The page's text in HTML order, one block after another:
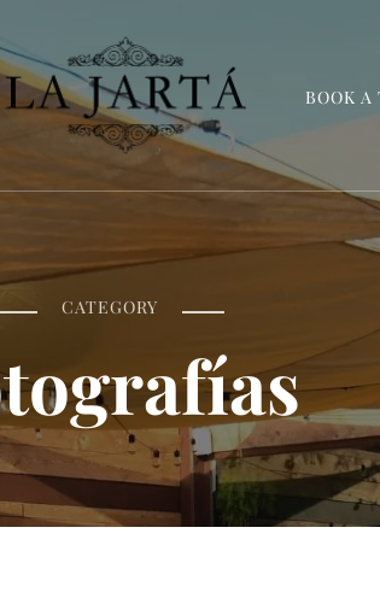
La Jartá
Taberna andaluza en el Puerto Deportivo de
BOOK A
CATEGORY